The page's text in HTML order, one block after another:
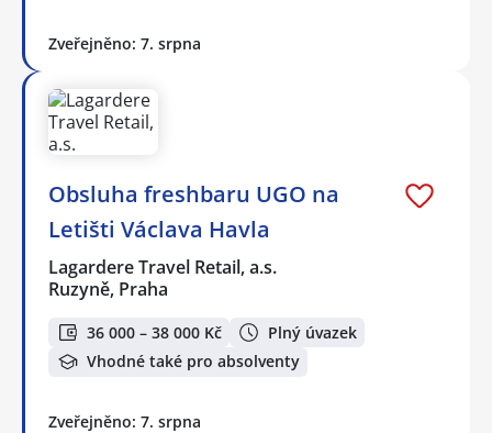
Zveřejněno: 7. srpna
Obsluha freshbaru UGO na
Letišti Václava Havla
Lagardere Travel Retail, a.s.
Ruzyně, Praha
36 000 – 38 000 Kč
Plný úvazek
Vhodné také pro absolventy
Zveřejněno: 7. srpna